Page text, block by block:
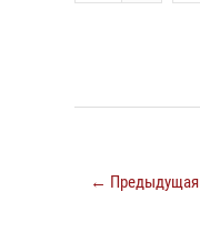
← Предыдущая